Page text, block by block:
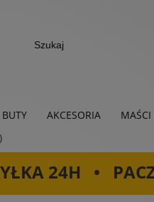
BUTY AKCESORIA
MAŚCI
24H •